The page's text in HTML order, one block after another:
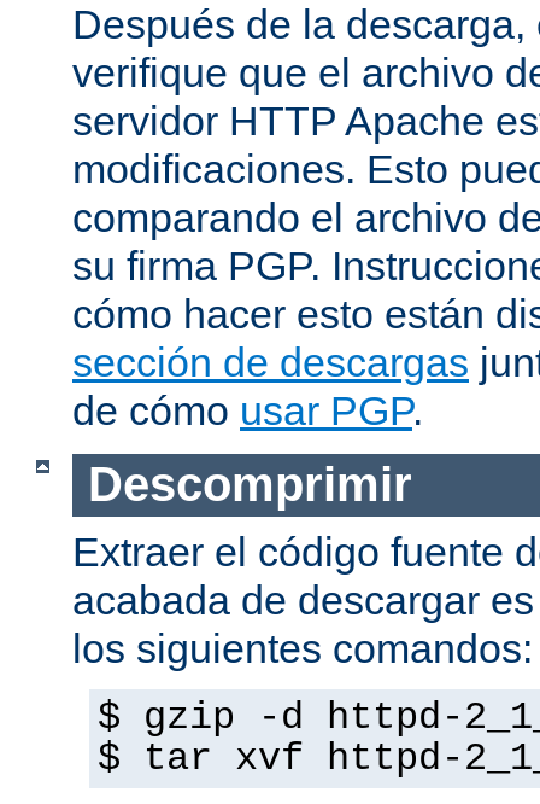
Después de la
verifique que el archivo
servidor HTTP Apache
modificaciones. Esto
comparando el archivo
su firma PGP.
cómo hacer esto están
sección de descargas
de cómo usar PGP.
Descomprimir
Extraer el código fuente
acabada de descargar
los siguientes comandos:
$ gzip -d httpd-
$ tar xvf httpd-